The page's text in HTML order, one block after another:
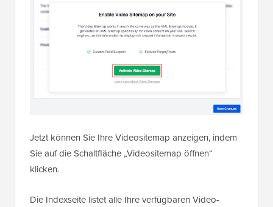
Jetzt können Sie Ihre Videositemap anzeigen, indem
Sie auf die Schaltfläche „Videositemap öffnen“
klicken.
Die Indexseite listet alle Ihre verfügbaren Video-